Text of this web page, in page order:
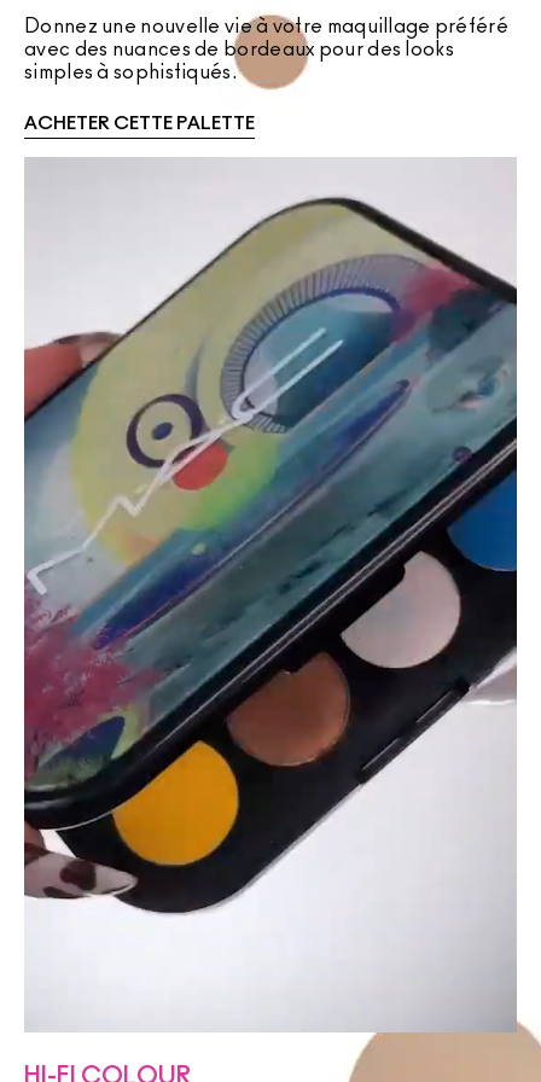
Donnez une nouvelle vie à votre maquillage préféré
avec des nuances de bordeaux pour des looks
simples à sophistiqués.
ACHETER CETTE PALETTE
HI-FI COLOUR